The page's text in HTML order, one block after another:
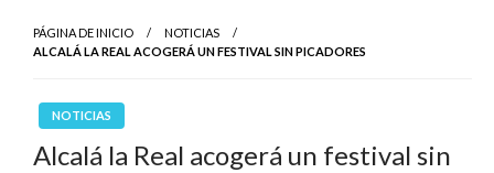
PÁGINA DE INICIO
NOTICIAS
ALCALÁ LA REAL ACOGERÁ UN FESTIVAL SIN PICADORES
NOTICIAS
Alcalá la Real acogerá un festival sin